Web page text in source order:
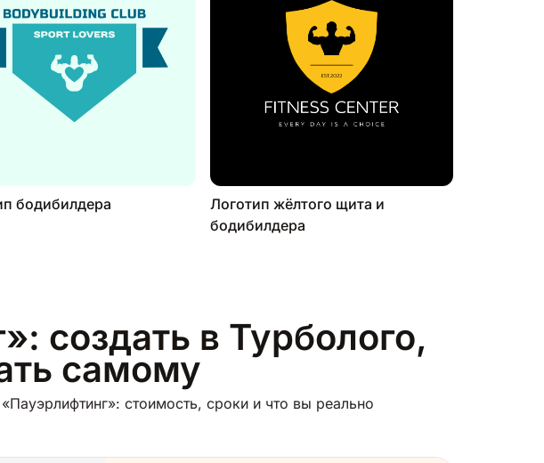
бодибилдера
Логотип жёлтого щита и
бодибилдера
создать в Турболого,
самому
стоимость, сроки и что вы реально